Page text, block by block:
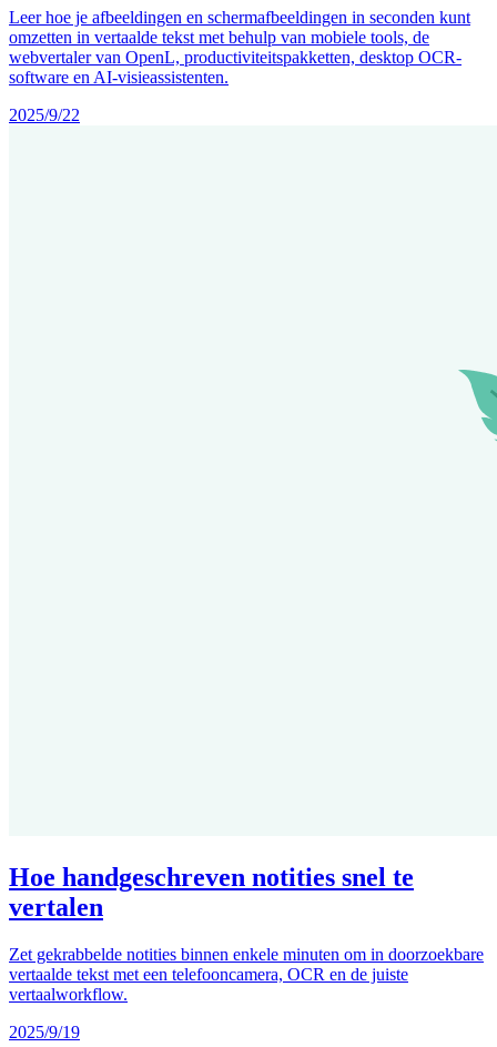
Leer hoe je afbeeldingen en schermafbeeldingen in seconden kunt
omzetten in vertaalde tekst met behulp van mobiele tools, de
webvertaler van OpenL, productiviteitspakketten, desktop OCR-
software en AI-visieassistenten.
2025/9/22
Hoe handgeschreven notities snel te
vertalen
Zet gekrabbelde notities binnen enkele minuten om in doorzoekbare
vertaalde tekst met een telefooncamera, OCR en de juiste
vertaalworkflow.
2025/9/19